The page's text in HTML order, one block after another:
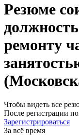
Резюме
ремонту
Чтобы видеть все
После регистрации
Зарегистрироваться
За всё время